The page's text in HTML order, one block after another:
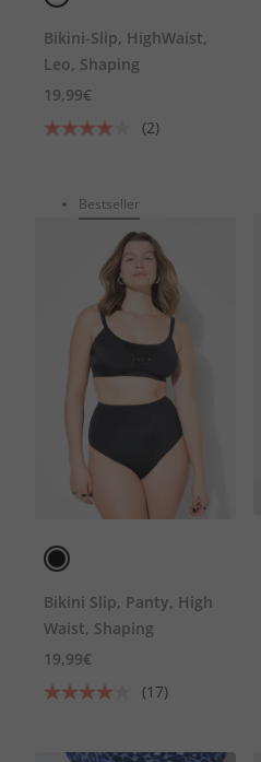
Bikini-Slip, HighWaist,
Leo, Shaping
19,99€
(2)
Bestseller
Bikini Slip, Panty, High
Waist, Shaping
19,99€
(17)